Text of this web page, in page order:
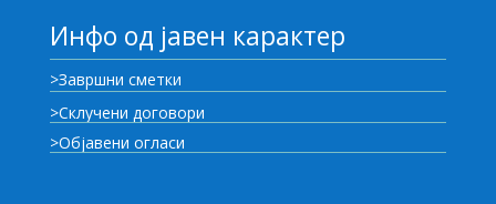
Инфо од јавен карактер
>Завршни сметки
>Склучени договори
>Објавени огласи